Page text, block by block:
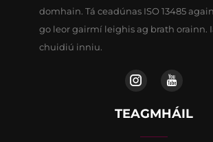
domhain. Tá ceadúnas ISO 13485
go leor gairmí leighis ag brath orainn.
chuidiú inniu.
TEAGMHÁIL